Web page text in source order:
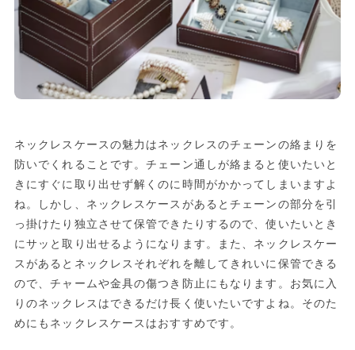
ネックレスケースの魅力はネックレスのチェーンの絡まりを
防いでくれることです。チェーン通しが絡まると使いたいと
きにすぐに取り出せず解くのに時間がかかってしまいますよ
ね。しかし、ネックレスケースがあるとチェーンの部分を引
っ掛けたり独立させて保管できたりするので、使いたいとき
にサッと取り出せるようになります。また、ネックレスケー
スがあるとネックレスそれぞれを離してきれいに保管できる
ので、チャームや金具の傷つき防止にもなります。お気に入
りのネックレスはできるだけ長く使いたいですよね。そのた
めにもネックレスケースはおすすめです。